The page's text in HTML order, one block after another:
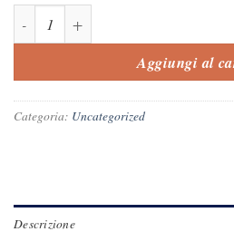
Aggiungi al
Categoria: Uncategorized
Descrizione